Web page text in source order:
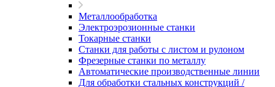
Металлообработка
Электроэрозионные станки
Токарные станки
Станки для работы с листом и рулоном
Фрезерные станки по металлу
Автоматические производственные линии
Для обработки стальных конструкций /